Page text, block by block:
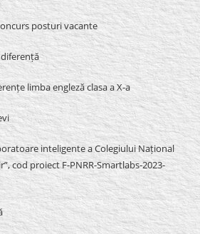
posturi vacante
limba engleză clasa a X-a
inteligente a Colegiului Național
cod proiect F-PNRR-Smartlabs-2023-